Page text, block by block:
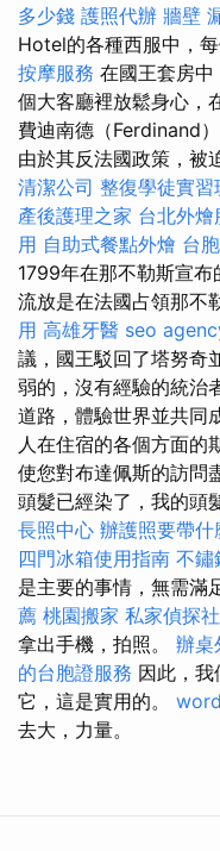
多少錢 護照代辦 牆壁
Hotel的各種西服中，
按摩服務 在國王套房
個大客廳裡放鬆身心，
費迪南德（Ferdinand
由於其反法國政策，被
清潔公司 整復學徒實習
產後護理之家 台北外燴
用 自助式餐點外燴 台
1799年在那不勒斯宣
流放是在法國占領那不
用 高雄牙醫 seo
議，國王駁回了塔努奇
弱的，沒有經驗的統治
道路，體驗世界並共同
人在住宿的各個方面的
使您對布達佩斯的訪問
頭髮已經染了，我的頭
長照中心 辦護照要帶什
四門冰箱使用指南 不鏽
是主要的事情，無需滿
薦 桃園搬家 私家偵探社
拿出手機，拍照。 辦桌
的台胞證服務 因此，
它，這是實用的。
去大，力量。